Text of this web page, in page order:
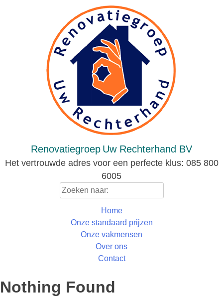
Renovatiegroep Uw Rechterhand BV
Het vertrouwde adres voor een perfecte klus: 085 800
6005
Home
Onze standaard prijzen
Onze vakmensen
Over ons
Contact
Nothing Found